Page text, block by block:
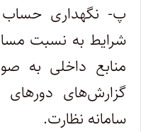
پ- نگهداری حساب
شرایط به نسبت
منابع داخلی به
گزارش‌های
سامانه نظارت.